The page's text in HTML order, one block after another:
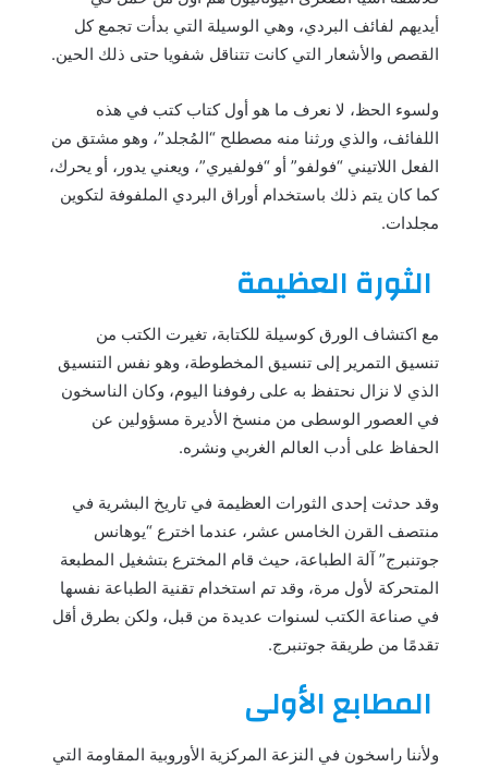
أيديهم لفائف البردي، وهي الوسيلة التي بدأت تجمع كل
القصص والأشعار التي كانت تتناقل شفويا حتى ذلك الحين.
ولسوء الحظ، لا نعرف ما هو أول كتاب كتب في هذه
اللفائف، والذي ورثنا منه مصطلح “المُجلد”، وهو مشتق من
الفعل اللاتيني “فولفو” أو “فولفيري”، ويعني يدور، أو يحرك،
كما كان يتم ذلك باستخدام أوراق البردي الملفوفة لتكوين
مجلدات.
الثورة العظيمة
مع اكتشاف الورق كوسيلة للكتابة، تغيرت الكتب من
تنسيق التمرير إلى تنسيق المخطوطة، وهو نفس التنسيق
الذي لا نزال نحتفظ به على رفوفنا اليوم، وكان الناسخون
في العصور الوسطى من منسخ الأديرة مسؤولين عن
الحفاظ على أدب العالم الغربي ونشره.
وقد حدثت إحدى الثورات العظيمة في تاريخ البشرية في
منتصف القرن الخامس عشر، عندما اخترع “يوهانس
جوتنبرج” آلة الطباعة، حيث قام المخترع بتشغيل المطبعة
المتحركة لأول مرة، وقد تم استخدام تقنية الطباعة نفسها
في صناعة الكتب لسنوات عديدة من قبل، ولكن بطرق أقل
تقدمًا من طريقة جوتنبرج.
المطابع الأولى
ولأننا راسخون في النزعة المركزية الأوروبية المقاومة التي